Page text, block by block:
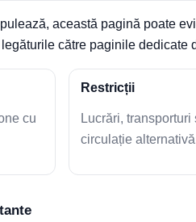
această pagină poate
către paginile dedicate
cu
Restricții
Lucrări, transporturi
circulație